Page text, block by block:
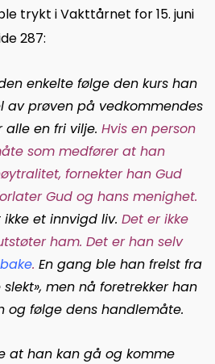
trykt i Vakttårnet for 15. juni
287:
enkelte følge den kurs han
av prøven på vedkommendes
alle en fri vilje.Hvis en person
som medfører at han
fornekter han Gud
Gud og hans menighet.
et innvigd liv. Det er ikke
ham. Det er han selv
.En gang ble han frelst fra
men nå foretrekker han
og følge dens handlemåte.
at han kan gå og komme